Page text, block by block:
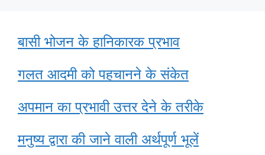
बासी भोजन के हानिकारक प्रभाव
गलत आदमी को पहचानने के संकेत
अपमान का प्रभावी उत्तर देने के तरीके
मनुष्य द्वारा की जाने वाली अर्थपूर्ण भूलें